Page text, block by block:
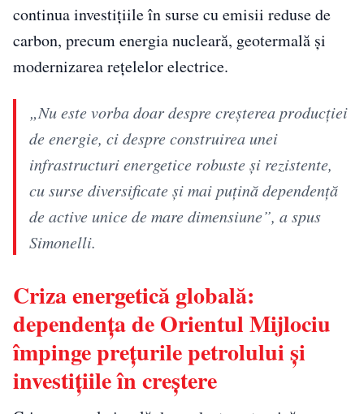
continua investițiile în surse cu emisii reduse de
carbon, precum energia nucleară, geotermală și
modernizarea rețelelor electrice.
„Nu este vorba doar despre creşterea producţiei
de energie, ci despre construirea unei
infrastructuri energetice robuste şi rezistente,
cu surse diversificate şi mai puţină dependenţă
de active unice de mare dimensiune”, a spus
Simonelli.
Criza energetică globală:
dependența de Orientul Mijlociu
împinge prețurile petrolului și
investițiile în creștere